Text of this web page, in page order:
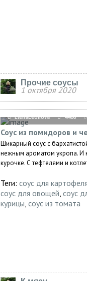
Прочие соусы
1 октября 2020
ElenaLeonova 4406
Соус из помидоров и
Шикарный соус с
нежным ароматом укропа. И
курочке. С тефтелями и
Теги: соус для картофеля
соус для овощей, соус
курицы, соус из томата